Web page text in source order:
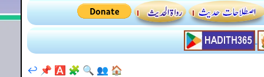
🏠
👥
🔍
🧩
🅰️
📌
↩️